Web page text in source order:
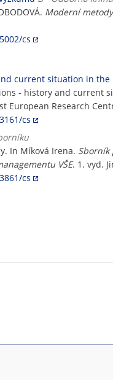
Moderní
cs
current situation in
- history and current
European Research
cs
In Míková Irena. Sborník
VŠE. 1. vyd.
cs